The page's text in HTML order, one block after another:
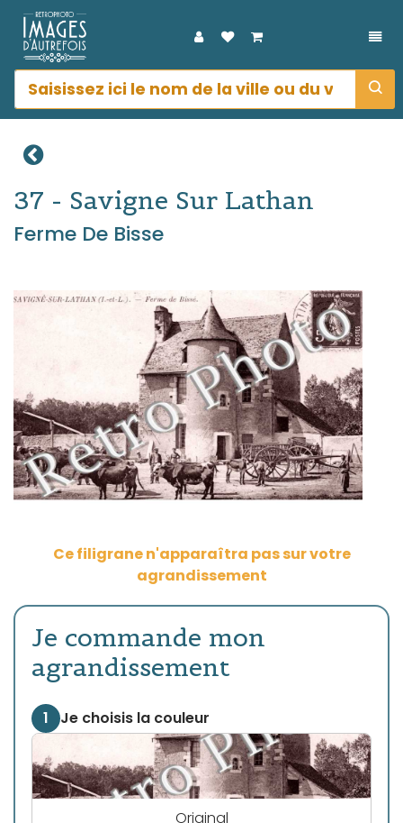
37 - Savigne Sur Lathan
Ferme De Bisse
Ce filigrane n'apparaîtra pas sur votre
agrandissement
Je commande mon
agrandissement
1 Je choisis la couleur
Original